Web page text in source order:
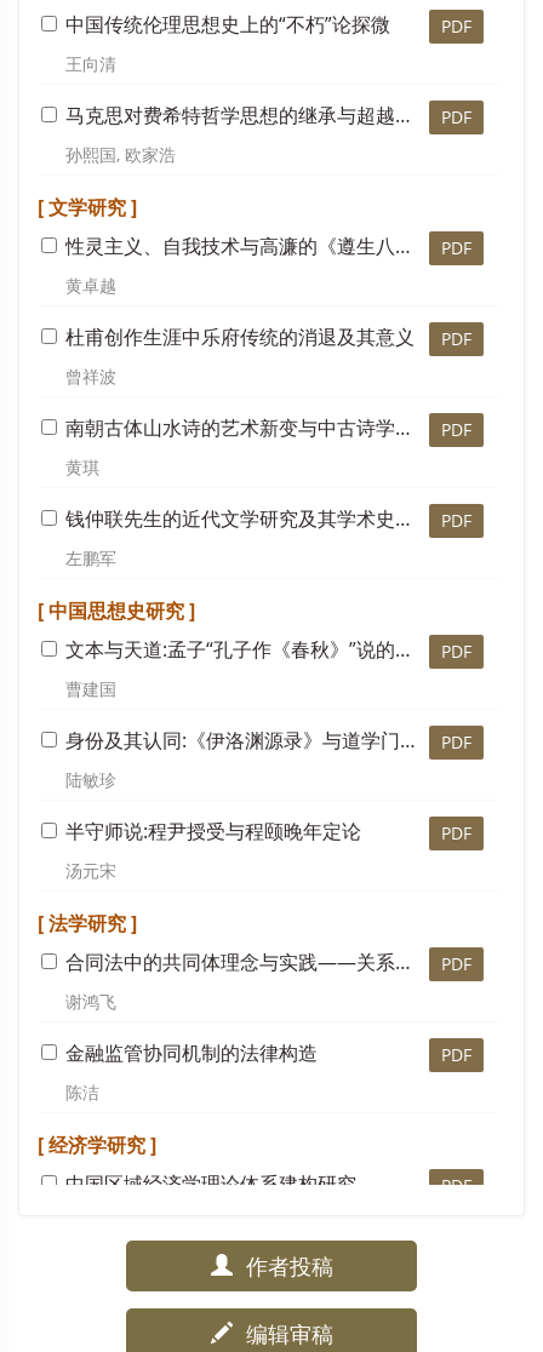
中国传统伦理思想史上的“不朽”论探微
PDF
王向清
马克思对费希特哲学思想的继承与超越—— 以《1844年经济学哲学手稿》为例
PDF
孙熙国, 欧家浩
[ 文学研究 ]
性灵主义、自我技术与高濂的《遵生八笺》
PDF
黄卓越
杜甫创作生涯中乐府传统的消退及其意义
PDF
曾祥波
南朝古体山水诗的艺术新变与中古诗学传统的转型
PDF
黄琪
钱仲联先生的近代文学研究及其学术史意义
PDF
左鹏军
[ 中国思想史研究 ]
文本与天道:孟子“孔子作《春秋》”说的知识与思想
PDF
曹建国
身份及其认同:《伊洛渊源录》与道学门户的构建
PDF
陆敏珍
半守师说:程尹授受与程颐晚年定论
PDF
汤元宋
[ 法学研究 ]
合同法中的共同体理念与实践——关系契约理论的法教义学转换
PDF
谢鸿飞
金融监管协同机制的法律构造
PDF
陈洁
[ 经济学研究 ]
中国区域经济学理论体系建构研究
PDF
世界一流企业建设的多维比较与实践方略
范保群, 荣宇浩
作者投稿
编辑审稿